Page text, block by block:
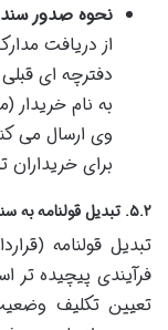
نحوه صدور
از دریافت
دفترچه ای
به نام
وی ارسال می
برای
۵.۲. تبدیل قولنامه به سند تک برگ
تبدیل قولنامه
فرآیندی پیچیده
تعیین تکلیف